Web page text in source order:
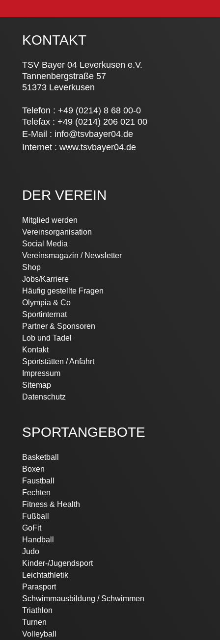
KONTAKT
TSV Bayer 04 Leverkusen e.V.
Tannenbergstraße 57
51373 Leverkusen
Telefon : +49 (0214) 8 68 00-0
Telefax : +49 (0214) 206 021 00
E-Mail : info@tsvbayer04.de
Internet : www.tsvbayer04.de
DER VEREIN
Navigation
überspringen
Mitglied werden
Vereinsorganisation
Social Media
Vereinsmagazin / Newsletter
Shop
Jobs/Karriere
Häufig gestellte Fragen
Olympia & Co
Sportinternat
Partner & Sponsoren
Lob und Tadel
Kontakt
Sportstätten / Anfahrt
Impressum
Sitemap
Datenschutz
SPORTANGEBOTE
Navigation
überspringen
Basketball
Boxen
Faustball
Fechten
Fitness & Health
Fußball
GoFit
Handball
Judo
Kinder-/Jugendsport
Leichtathletik
Parasport
Schwimmausbildung / Schwimmen
Triathlon
Turnen
Volleyball